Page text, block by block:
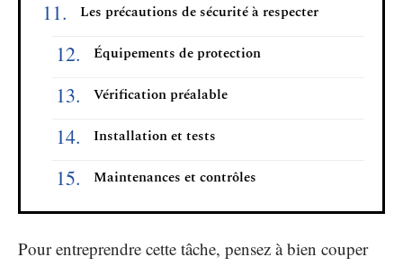
Les précautions de sécurité à respecter
Équipements de protection
Vérification préalable
Installation et tests
Maintenances et contrôles
Pour entreprendre cette tâche, pensez à bien couper